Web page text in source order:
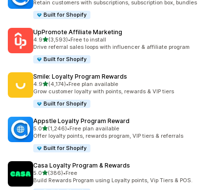
Retain customers with subscriptions, subscription box, bundles
Built for Shopify
UpPromote Affiliate Marketing
4.9เต็ม 5 ดาว
(3,593)
ทั้งหมด 3593 รีวิว
•Free to install
Drive referral sales loops with influencer & affiliate program
Built for Shopify
Smile: Loyalty Program Rewards
4.9เต็ม 5 ดาว
(4,174)
ทั้งหมด 4174 รีวิว
•Free plan available
Grow customer loyalty with points, rewards & VIP tiers
Built for Shopify
Appstle Loyalty Program Reward
5.0เต็ม 5 ดาว
(1,246)
ทั้งหมด 1246 รีวิว
•Free plan available
Offer loyalty points, rewards program, VIP tiers & referrals
Built for Shopify
Casa Loyalty Program & Rewards
5.0เต็ม 5 ดาว
(386)
ทั้งหมด 386 รีวิว
•Free
Build Rewards Program using Loyalty points, Vip Tiers & POS.